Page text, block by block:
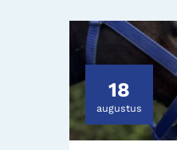
18
augustus